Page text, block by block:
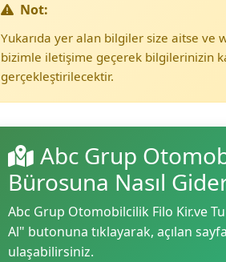
Not:
Yukarıda yer alan bilgiler size aitse ve
bizimle iletişime geçerek bilgilerinizin
gerçekleştirilecektir.
Abc Grup
Bürosuna Nasıl
Abc Grup Otomobilcilik Filo Kir.ve
Al" butonuna tıklayarak, açılan
ulaşabilirsiniz.